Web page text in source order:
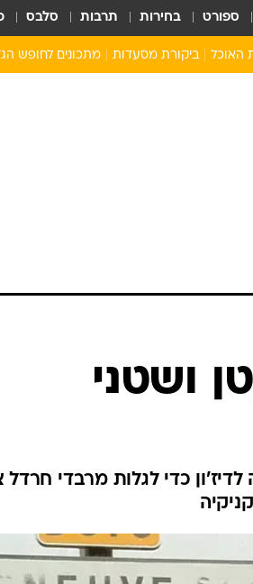
ספורט בחירות תרבות סלבס
האוכל ביקורת מסעדות מתכונים לחופש
ושטני
כדי לגלות מרבדי חרדל